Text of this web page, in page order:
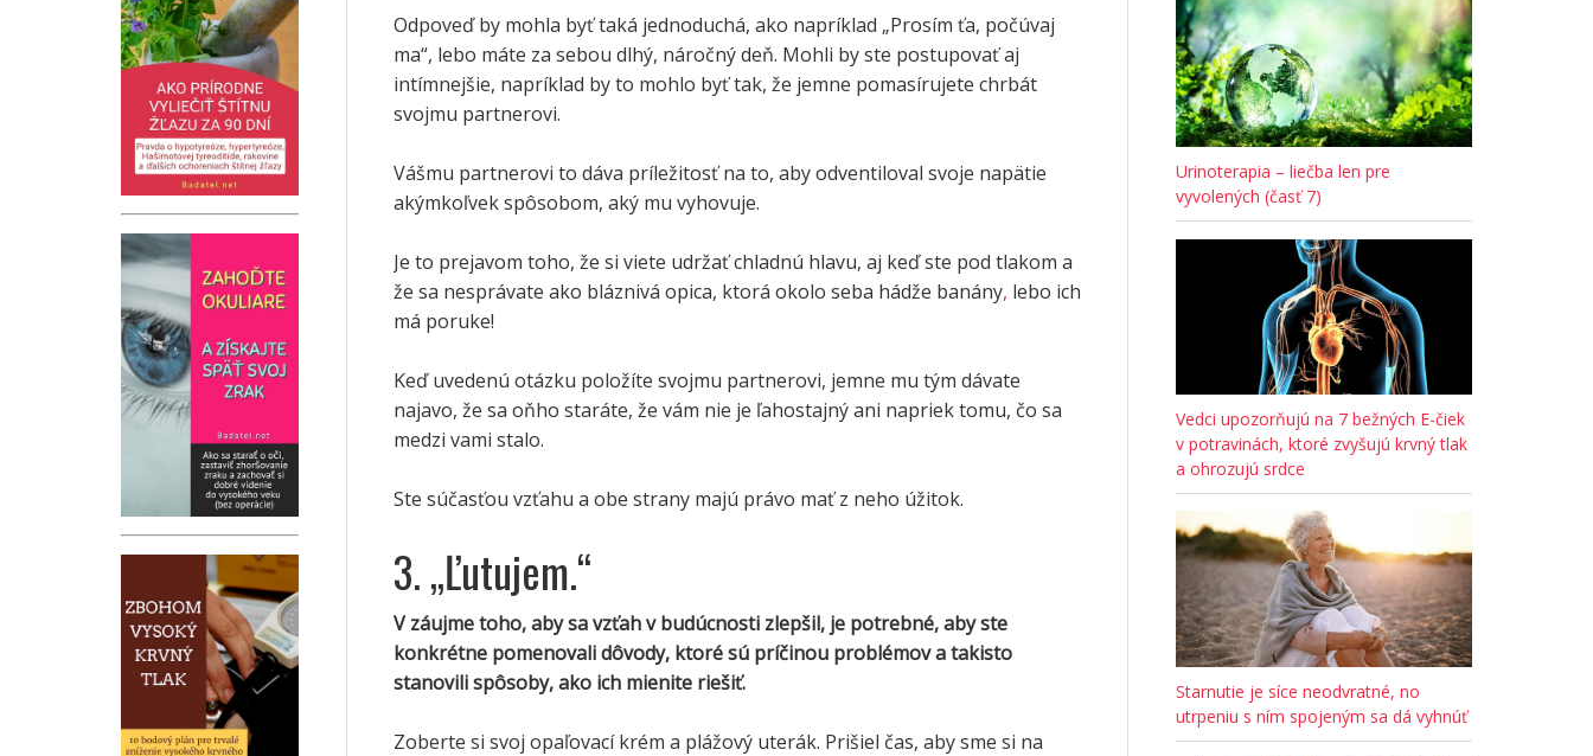
Odpoveď by mohla byť taká jednoduchá, ako napríklad „Prosím ťa, počúvaj
ma“, lebo máte za sebou dlhý, náročný deň. Mohli by ste postupovať aj
intímnejšie, napríklad by to mohlo byť tak, že jemne pomasírujete chrbát
svojmu partnerovi.
Vášmu partnerovi to dáva príležitosť na to, aby odventiloval svoje napätie
akýmkoľvek spôsobom, aký mu vyhovuje.
Je to prejavom toho, že si viete udržať chladnú hlavu, aj keď ste pod tlakom a
že sa nesprávate ako bláznivá opica, ktorá okolo seba hádže banány, lebo ich
má poruke!
Keď uvedenú otázku položíte svojmu partnerovi, jemne mu tým dávate
najavo, že sa oňho staráte, že vám nie je ľahostajný ani napriek tomu, čo sa
medzi vami stalo.
Ste súčasťou vzťahu a obe strany majú právo mať z neho úžitok.
3. „Ľutujem.“
V záujme toho, aby sa vzťah v budúcnosti zlepšil, je potrebné, aby ste
konkrétne pomenovali dôvody, ktoré sú príčinou problémov a takisto
stanovili spôsoby, ako ich mienite riešiť.
Zoberte si svoj opaľovací krém a plážový uterák. Prišiel čas, aby sme si na
Urinoterapia – liečba len pre
vyvolených (časť 7)
Vedci upozorňujú na 7 bežných E-čiek
v potravinách, ktoré zvyšujú krvný tlak
a ohrozujú srdce
Starnutie je síce neodvratné, no
utrpeniu s ním spojeným sa dá vyhnúť